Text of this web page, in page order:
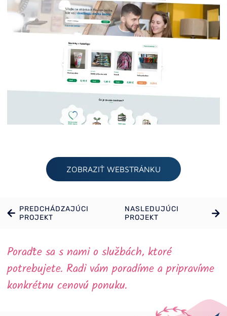
ZOBRAZIŤ WEBSTRÁNKU
PREDCHÁDZAJÚCI
PROJEKT
NASLEDUJÚCI
PROJEKT
Poraďte sa s nami o službách, ktoré
potrebujete. Radi vám poradíme a pripravíme
konkrétnu cenovú ponuku.